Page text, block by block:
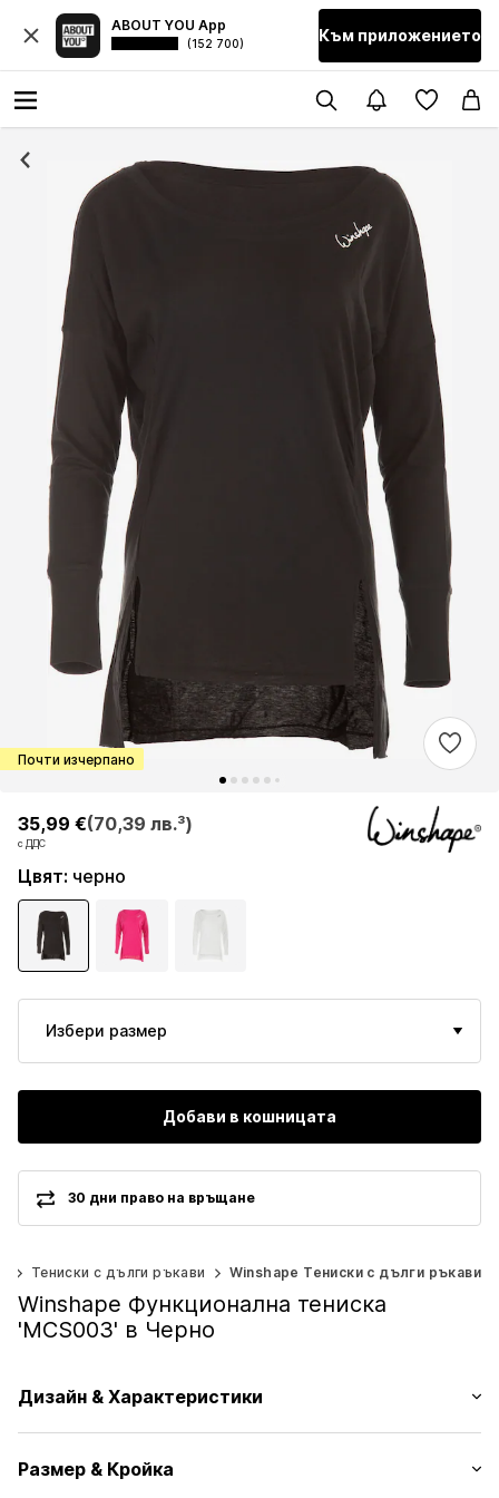
ABOUT YOU App
(152 700) Към приложението
Почти изчерпано
35,99 €(70,39 лв.³)
с ДДС
35,99 €(70,39 лв.³)
с ДДС
Цвят: черно
Избери размер
Добави в кошницата
30 дни право на връщане
Тениски с дълги ръкави Winshape Тениски с дълги ръкави
Winshape Функционална тениска
'MCS003' в Черно
Дизайн & Характеристики
Жарсе
Размер & Кройка